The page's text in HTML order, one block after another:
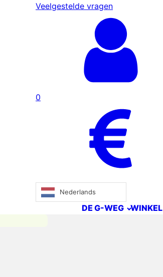
Veelgestelde vragen
0
Nederlands
DE G-WEG WINKEL